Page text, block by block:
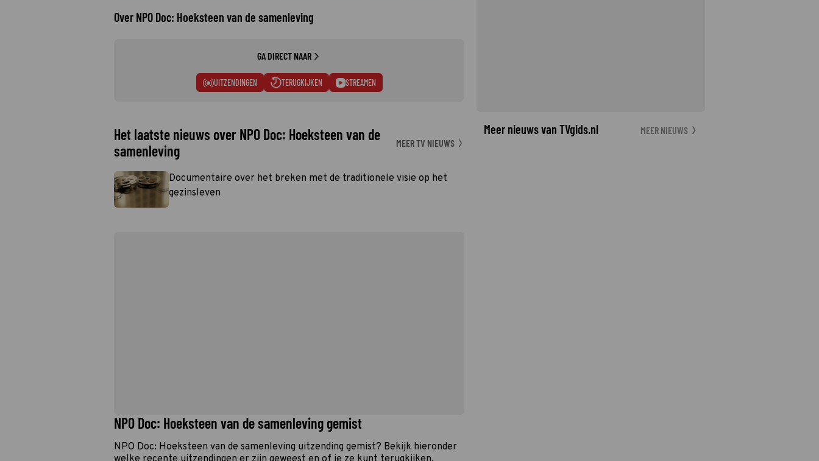
Over NPO Doc: Hoeksteen van de samenleving
GA DIRECT NAAR
UITZENDINGEN TERUGKIJKEN STREAMEN
Het laatste nieuws over NPO Doc: Hoeksteen van de
samenleving
MEER TV NIEUWS
Documentaire over het breken met de traditionele visie op het
gezinsleven
NPO Doc: Hoeksteen van de samenleving gemist
NPO Doc: Hoeksteen van de samenleving uitzending gemist? Bekijk hieronder
Meer nieuws van TVgids.nl MEER NIEUWS